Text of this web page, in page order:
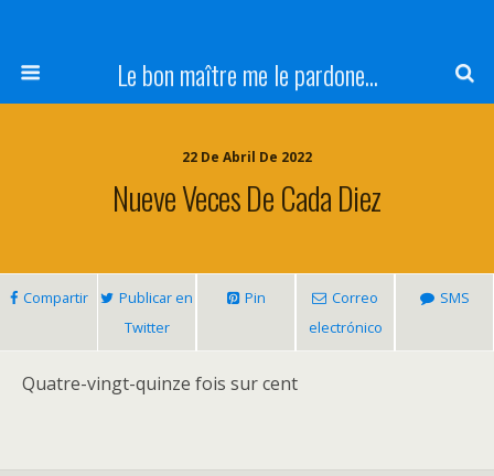
Le bon maître me le pardone...
22 De Abril De 2022
Nueve Veces De Cada Diez
Compartir
Publicar en
Twitter
Pin
Correo
electrónico
SMS
Quatre-vingt-quinze fois sur cent